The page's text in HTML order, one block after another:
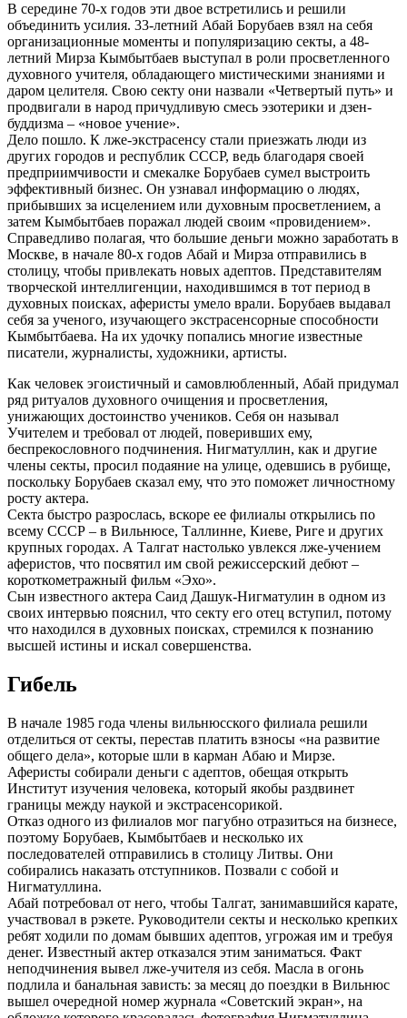
В середине 70-х годов эти двое встретились и решили
объединить усилия. 33-летний Абай Борубаев взял на себя
организационные моменты и популяризацию секты, а 48-
летний Мирза Кымбытбаев выступал в роли просветленного
духовного учителя, обладающего мистическими знаниями и
даром целителя. Свою секту они назвали «Четвертый путь» и
продвигали в народ причудливую смесь эзотерики и дзен-
буддизма – «новое учение».
Дело пошло. К лже-экстрасенсу стали приезжать люди из
других городов и республик СССР, ведь благодаря своей
предприимчивости и смекалке Борубаев сумел выстроить
эффективный бизнес. Он узнавал информацию о людях,
прибывших за исцелением или духовным просветлением, а
затем Кымбытбаев поражал людей своим «провидением».
Справедливо полагая, что большие деньги можно заработать в
Москве, в начале 80-х годов Абай и Мирза отправились в
столицу, чтобы привлекать новых адептов. Представителям
творческой интеллигенции, находившимся в тот период в
духовных поисках, аферисты умело врали. Борубаев выдавал
себя за ученого, изучающего экстрасенсорные способности
Кымбытбаева. На их удочку попались многие известные
писатели, журналисты, художники, артисты.
Как человек эгоистичный и самовлюбленный, Абай придумал
ряд ритуалов духовного очищения и просветления,
унижающих достоинство учеников. Себя он называл
Учителем и требовал от людей, поверивших ему,
беспрекословного подчинения. Нигматуллин, как и другие
члены секты, просил подаяние на улице, одевшись в рубище,
поскольку Борубаев сказал ему, что это поможет личностному
росту актера.
Секта быстро разрослась, вскоре ее филиалы открылись по
всему СССР – в Вильнюсе, Таллинне, Киеве, Риге и других
крупных городах. А Талгат настолько увлекся лже-учением
аферистов, что посвятил им свой режиссерский дебют –
короткометражный фильм «Эхо».
Сын известного актера Саид Дашук-Нигматулин в одном из
своих интервью пояснил, что секту его отец вступил, потому
что находился в духовных поисках, стремился к познанию
высшей истины и искал совершенства.
Гибель
В начале 1985 года члены вильнюсского филиала решили
отделиться от секты, перестав платить взносы «на развитие
общего дела», которые шли в карман Абаю и Мирзе.
Аферисты собирали деньги с адептов, обещая открыть
Институт изучения человека, который якобы раздвинет
границы между наукой и экстрасенсорикой.
Отказ одного из филиалов мог пагубно отразиться на бизнесе,
поэтому Борубаев, Кымбытбаев и несколько их
последователей отправились в столицу Литвы. Они
собирались наказать отступников. Позвали с собой и
Нигматуллина.
Абай потребовал от него, чтобы Талгат, занимавшийся карате,
участвовал в рэкете. Руководители секты и несколько крепких
ребят ходили по домам бывших адептов, угрожая им и требуя
денег. Известный актер отказался этим заниматься. Факт
неподчинения вывел лже-учителя из себя. Масла в огонь
подлила и банальная зависть: за месяц до поездки в Вильнюс
вышел очередной номер журнала «Советский экран», на